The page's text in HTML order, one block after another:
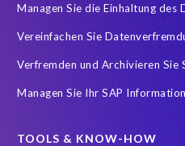
Managen Sie die Einhaltung des
Vereinfachen Sie
Verfremden und Archivieren Sie
Managen Sie Ihr SAP
TOOLS & KNOW-HOW